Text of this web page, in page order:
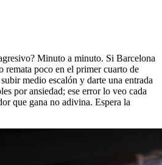
Minuto a minuto. Si Barcelona
remata poco en el primer cuarto de
medio escalón y darte una entrada
por ansiedad; ese error lo veo cada
que gana no adivina. Espera la